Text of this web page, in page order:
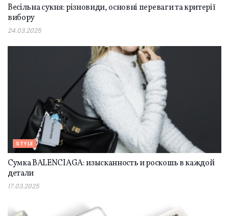
Весільна сукня: різновиди, основні переваги та критерії
вибору
24.03.2025
STYLE
Сумка BALENCIAGA: изысканность и роскошь в каждой
детали
17.03.2025